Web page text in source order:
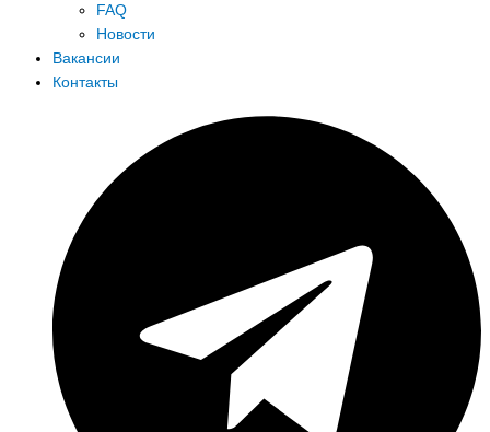
FAQ
Новости
Вакансии
Контакты